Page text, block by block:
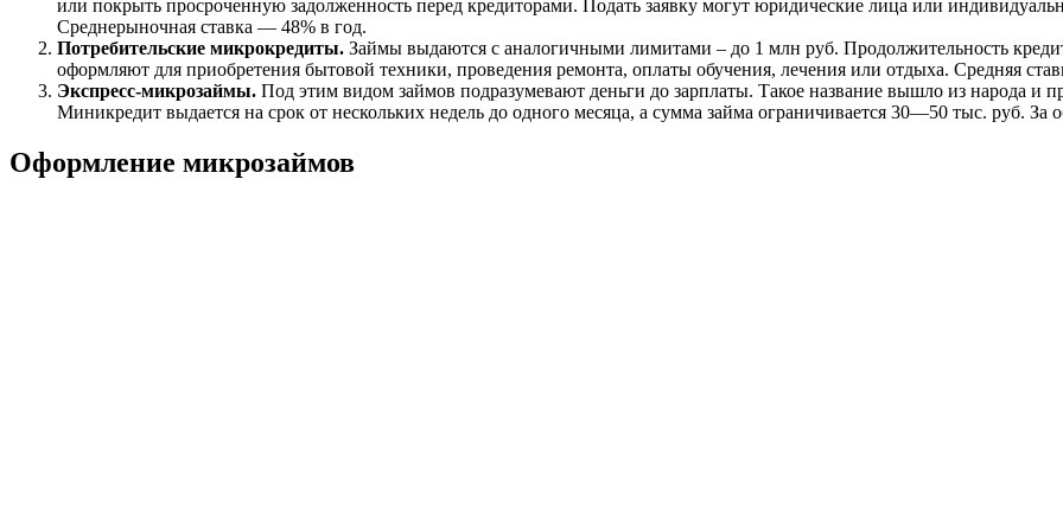
или покрыть просроченную задолженность перед кредиторами. Подать заявку могут юридические лица или
Среднерыночная ставка — 48% в год.
Потребительские микрокредиты. Займы выдаются с аналогичными лимитами – до 1 млн руб. Продолжительность
оформляют для приобретения бытовой техники, проведения ремонта, оплаты обучения, лечения или отдыха. Средняя
Экспресс-микрозаймы. Под этим видом займов подразумевают деньги до зарплаты. Такое название вышло из народа и
Миникредит выдается на срок от нескольких недель до одного месяца, а сумма займа ограничивается 30—50 тыс. руб. За
Оформление микрозаймов